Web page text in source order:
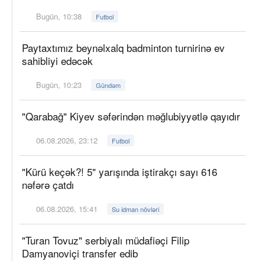
Bugün, 10:38 Futbol
Paytaxtımız beynəlxalq badminton turnirinə ev
sahibliyi edəcək
Bugün, 10:23 Gündəm
"Qarabağ" Kiyev səfərindən məğlubiyyətlə qayıdır
06.08.2026, 23:12 Futbol
"Kürü keçək?! 5" yarışında iştirakçı sayı 616
nəfərə çatdı
06.08.2026, 15:41 Su idman növləri
"Turan Tovuz" serbiyalı müdafiəçi Filip
Damyanoviçi transfer edib